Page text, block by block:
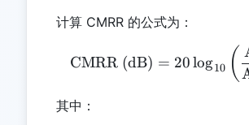
计算 CMRR 的公式为：
CMRR (dB) = 20 log10 (
其中：